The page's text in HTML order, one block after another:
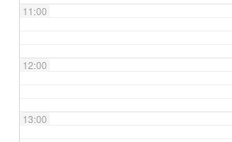
11:00
12:00
13:00